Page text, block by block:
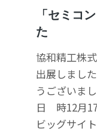
「セミコ
た
協和精工株
出展しまし
うございま
日 時12月
ビッグサイ